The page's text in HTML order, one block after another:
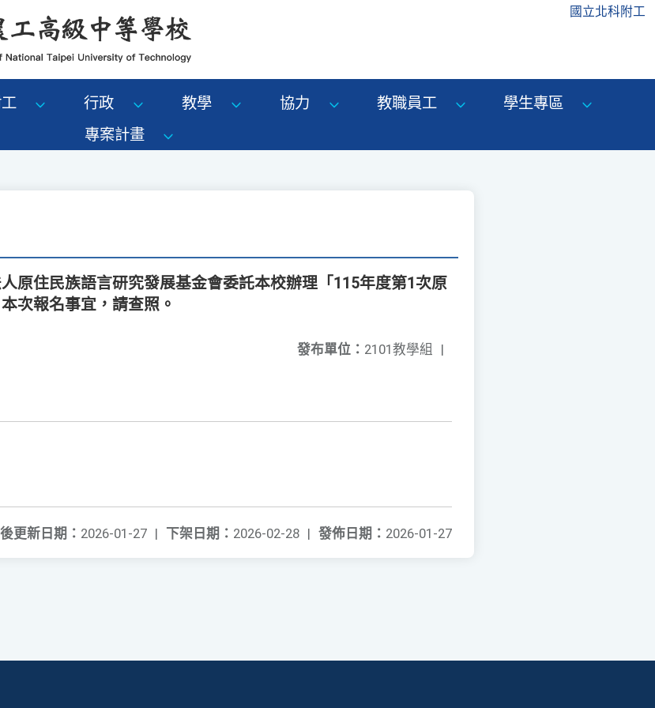
國立北科附工
行政 教學 協力 教職員工
學生專區
專案計畫
原住民族語言研究發展基金會委託本校辦理「115年度第1次原
次報名事宜，請查照。
發布單位： 2101教學組 |
發佈日期： 2026-01-27
下架日期： 2026-02-28 |
更新日期： 2026-01-27 |